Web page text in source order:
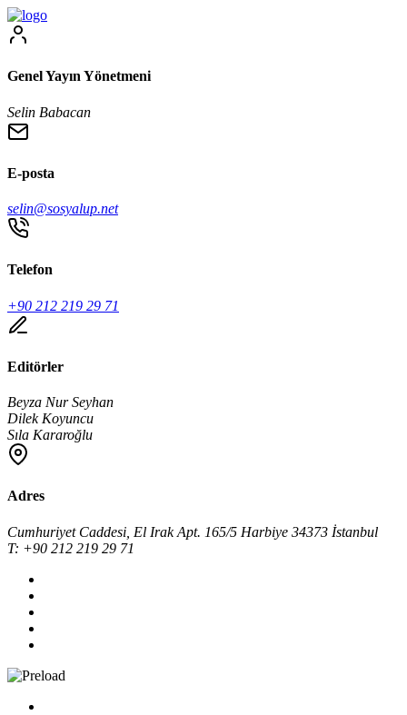
Genel Yayın Yönetmeni
Selin Babacan
E-posta
selin@sosyalup.net
Telefon
+90 212 219 29 71
Editörler
Beyza Nur Seyhan
Dilek Koyuncu
Sıla Kararoğlu
Adres
Cumhuriyet Caddesi, El Irak Apt. 165/5 Harbiye 34373 İstanbul
T: +90 212 219 29 71